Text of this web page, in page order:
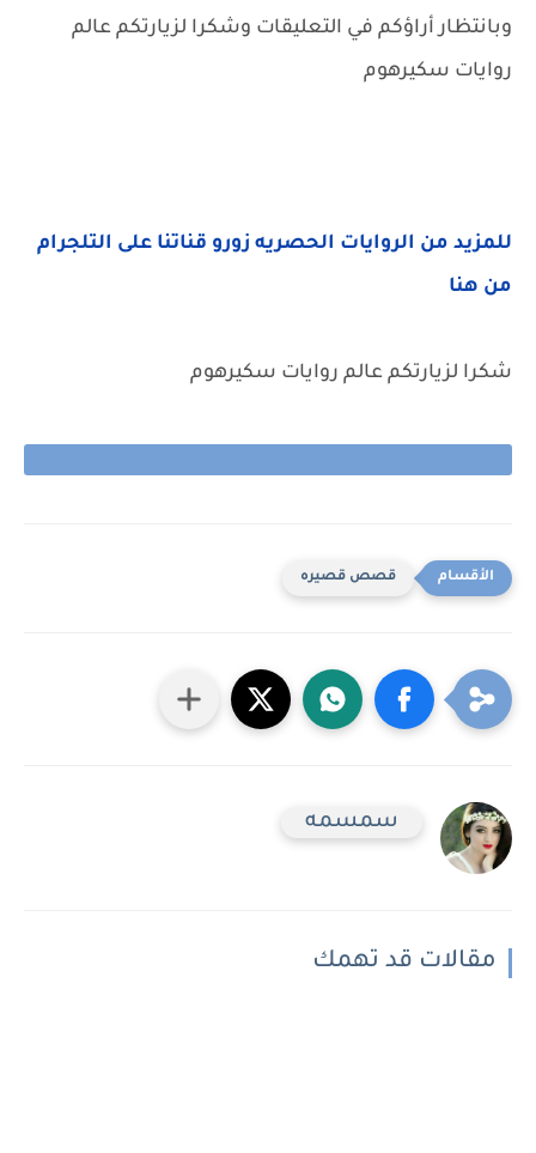
وبانتظار أراؤكم في التعليقات وشكرا لزيارتكم عالم
روايات سكيرهوم
للمزيد من الروايات الحصريه زورو قناتنا على التلجرام
من هنا
شكرا لزيارتكم عالم روايات سكيرهوم
قصص قصيره
سمسمه
مقالات قد تهمك